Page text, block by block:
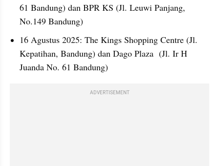
61 Bandung) dan BPR KS (Jl. Leuwi Panjang,
No.149 Bandung)
16 Agustus 2025: The Kings Shopping Centre (Jl.
Kepatihan, Bandung) dan Dago Plaza  (Jl. Ir H
Juanda No. 61 Bandung)
ADVERTISEMENT